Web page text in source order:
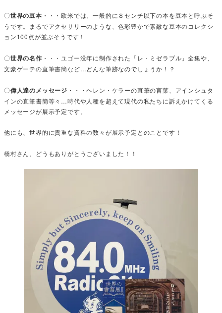
〇世界の豆本 ・・・欧米では、一般的に８センチ以下の本を豆本と呼ぶそ
うです。まるでアクセサリーのような、色彩豊かで素敵な豆本のコレクシ
ョン100点が並ぶそうです！
〇世界の名作 ・・・ユゴー没年に制作された「レ・ミゼラブル」全集や、
文豪ゲーテの直筆書簡など…どんな筆跡なのでしょうか！？
〇偉人達のメッセージ ・・・ヘレン・ケラーの直筆の言葉、アインシュタ
インの直筆書簡等々…時代や人種を超えて現代の私たちに訴えかけてくる
メッセージが展示予定です。
他にも、世界的に貴重な資料の数々が展示予定とのことです！
橋村さん、どうもありがとうございました！！